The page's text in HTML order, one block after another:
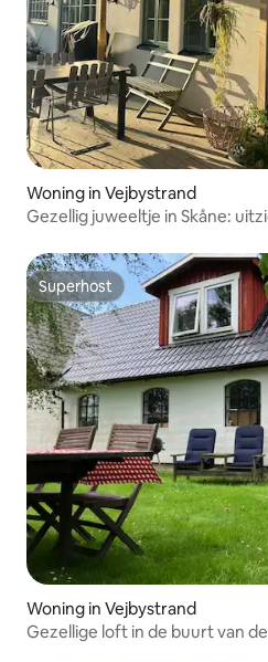
Woning in Vejbystrand
Gezellig juweeltje in Skåne:
Superhost
Superhost
Woning in Vejbystrand
Gezellige loft in de buurt van